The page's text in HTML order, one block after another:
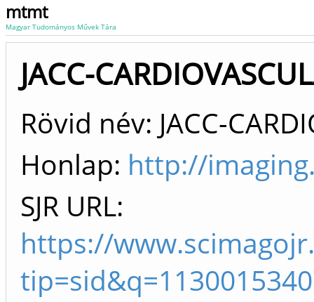
mtmt
Magyar Tudományos Művek Tára
JACC-
Rövid név: JACC-
Honlap: http://
SJR URL:
https://